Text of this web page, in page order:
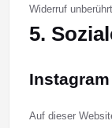
Widerruf
5.
Auf dieser